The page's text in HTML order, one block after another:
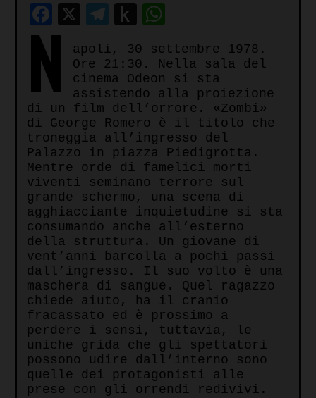
Facebook
X Telegram
Push
Kindle
N apoli, 30 settembre 1978.
Ore 21:30. Nella sala del
cinema Odeon si sta
assistendo alla proiezione
di un film dell’orrore. «Zombi»
di George Romero è il titolo che
troneggia all’ingresso del
Palazzo in piazza Piedigrotta.
Mentre orde di famelici morti
viventi seminano terrore sul
grande schermo, una scena di
agghiacciante inquietudine si sta
consumando anche all’esterno
della struttura. Un giovane di
vent’anni barcolla a pochi passi
dall’ingresso. Il suo volto è una
maschera di sangue. Quel ragazzo
chiede aiuto, ha il cranio
fracassato ed è prossimo a
perdere i sensi, tuttavia, le
uniche grida che gli spettatori
possono udire dall’interno sono
quelle dei protagonisti alle
prese con gli orrendi redivivi.